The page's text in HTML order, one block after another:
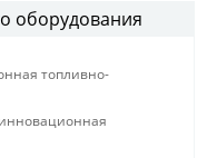
оборудования
топливно-